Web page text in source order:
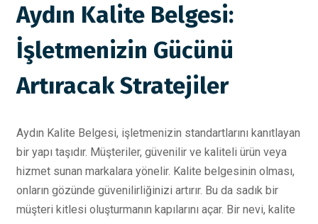
Aydın Kalite Belgesi:
İşletmenizin Gücünü
Artıracak Stratejiler
Aydın Kalite Belgesi, işletmenizin standartlarını kanıtlayan
bir yapı taşıdır. Müşteriler, güvenilir ve kaliteli ürün veya
hizmet sunan markalara yönelir. Kalite belgesinin olması,
onların gözünde güvenilirliğinizi artırır. Bu da sadık bir
müşteri kitlesi oluşturmanın kapılarını açar. Bir nevi, kalite